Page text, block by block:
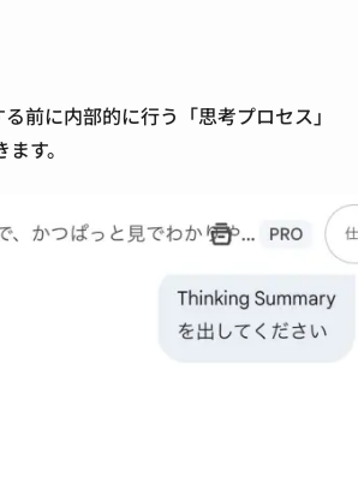
前に内部的に行う「思考プロセス」
す。